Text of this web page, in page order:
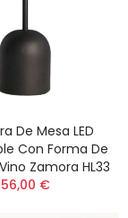
De Mesa LED
Con Forma De
Zamora HL33
56,00 €